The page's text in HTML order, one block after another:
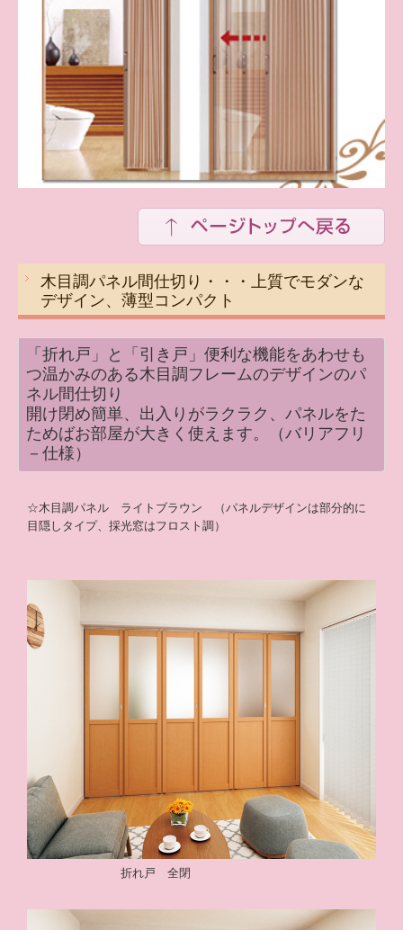
木目調パネル間仕切り・・・上質でモダンな
デザイン、薄型コンパクト
「折れ戸」と「引き戸」便利な機能をあわせも
つ温かみのある木目調フレームのデザインのパ
ネル間仕切り
開け閉め簡単、出入りがラクラク、パネルをた
ためばお部屋が大きく使えます。（バリアフリ
－仕様）
☆木目調パネル ライトブラウン （パネルデザインは部分的に
目隠しタイプ、採光窓はフロスト調）
折れ戸 全閉